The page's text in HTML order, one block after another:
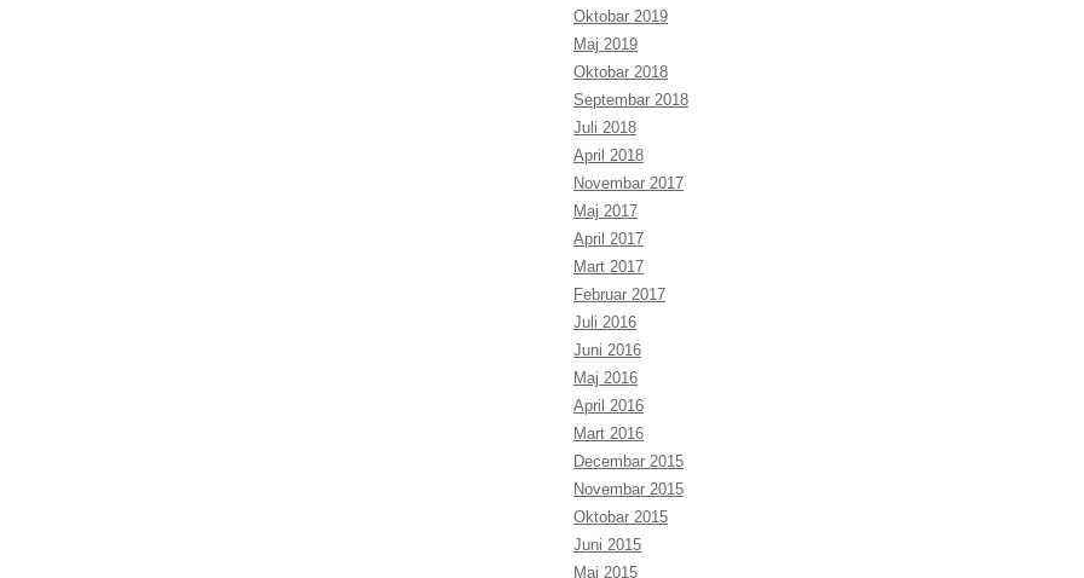
Oktobar 2019
Maj 2019
Oktobar 2018
Septembar 2018
Juli 2018
April 2018
Novembar 2017
Maj 2017
April 2017
Mart 2017
Februar 2017
Juli 2016
Juni 2016
Maj 2016
April 2016
Mart 2016
Decembar 2015
Novembar 2015
Oktobar 2015
Juni 2015
Maj 2015